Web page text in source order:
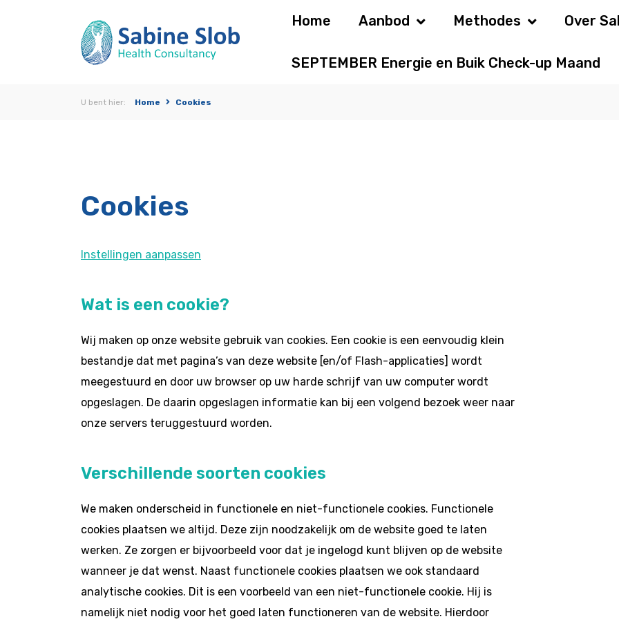
Home Aanbod Methodes Over
SEPTEMBER Energie en Buik Check-up Maand
U bent hier: Home Cookies
Cookies
Instellingen aanpassen
Wat is een cookie?
Wij maken op onze website gebruik van cookies. Een cookie is een eenvoudig klein
bestandje dat met pagina’s van deze website [en/of Flash-applicaties] wordt
meegestuurd en door uw browser op uw harde schrijf van uw computer wordt
opgeslagen. De daarin opgeslagen informatie kan bij een volgend bezoek weer naar
onze servers teruggestuurd worden.
Verschillende soorten cookies
We maken onderscheid in functionele en niet-functionele cookies. Functionele
cookies plaatsen we altijd. Deze zijn noodzakelijk om de website goed te laten
werken. Ze zorgen er bijvoorbeeld voor dat je ingelogd kunt blijven op de website
wanneer je dat wenst. Naast functionele cookies plaatsen we ook standaard
analytische cookies. Dit is een voorbeeld van een niet-functionele cookie. Hij is
namelijk niet nodig voor het goed laten functioneren van de website. Hierdoor